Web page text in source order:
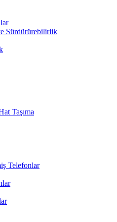
Sürdürürebilirlik
Taşıma
Telefonlar